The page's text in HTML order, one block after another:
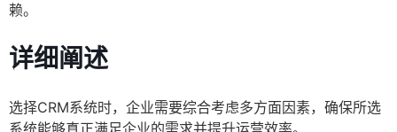
赖。
详细阐述
选择CRM系统时，企业需要综合考虑多方面因素，确保所选